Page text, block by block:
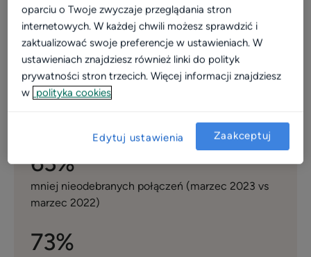
ZnanyLekarz Phone
95%
63%
mniej nieodebranych połączeń (marzec 2023 vs
marzec 2022)
73%
oparciu o Twoje zwyczaje przeglądania stron
internetowych. W każdej chwili możesz sprawdzić i
zaktualizować swoje preferencje w ustawieniach. W
ustawieniach znajdziesz również linki do polityk
prywatności stron trzecich. Więcej informacji znajdziesz
w polityka cookies
Edytuj ustawienia Zaakceptuj